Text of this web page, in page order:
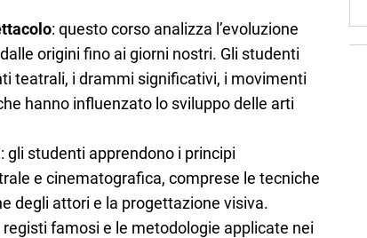
: questo corso analizza l’evoluzione
origini fino ai giorni nostri. Gli studenti
teatrali, i drammi significativi, i movimenti
hanno influenzato lo sviluppo delle arti
: gli studenti apprendono i principi
e cinematografica, comprese le tecniche
degli attori e la progettazione visiva.
famosi e le metodologie applicate nei